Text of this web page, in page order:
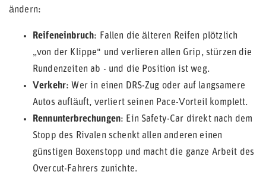
ändern:
Reifeneinbruch: Fallen die älteren Reifen plötzlich
„von der Klippe" und verlieren allen Grip, stürzen die
Rundenzeiten ab - und die Position ist weg.
Verkehr: Wer in einen DRS-Zug oder auf langsamere
Autos aufläuft, verliert seinen Pace-Vorteil komplett.
Rennunterbrechungen: Ein Safety-Car direkt nach dem
Stopp des Rivalen schenkt allen anderen einen
günstigen Boxenstopp und macht die ganze Arbeit des
Overcut-Fahrers zunichte.